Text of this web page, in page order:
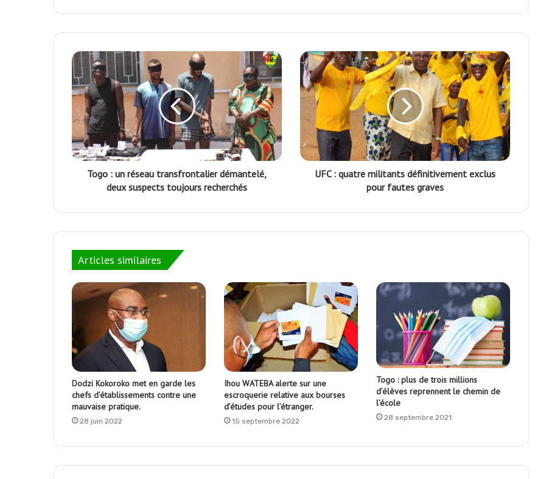
Togo : un réseau transfrontalier démantelé,
deux suspects toujours recherchés
UFC : quatre militants définitivement exclus
pour fautes graves
Articles similaires
Dodzi Kokoroko met en garde les
chefs d’établissements contre une
mauvaise pratique.
28 juin 2022
Ihou WATEBA alerte sur une
escroquerie relative aux bourses
d’études pour l’étranger.
15 septembre 2022
Togo : plus de trois millions
d’élèves reprennent le chemin de
l’école
28 septembre 2021